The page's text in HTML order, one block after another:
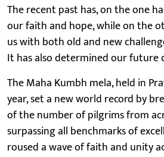
The recent past has, on the one
our faith and hope, while on the
us with both old and new
It has also determined our future
The Maha Kumbh mela, held in
year, set a new world record by
of the number of pilgrims from
surpassing all benchmarks of
roused a wave of faith and unity